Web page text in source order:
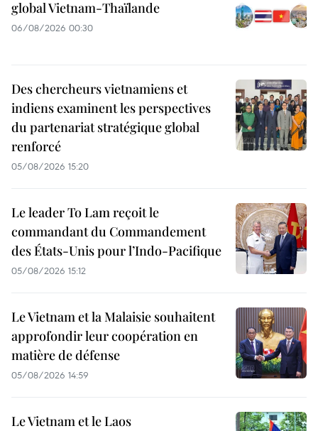
global Vietnam-Thaïlande
06/08/2026 00:30
Des chercheurs vietnamiens et
indiens examinent les perspectives
du partenariat stratégique global
renforcé
05/08/2026 15:20
Le leader To Lam reçoit le
commandant du Commandement
des États-Unis pour l’Indo-Pacifique
05/08/2026 15:12
Le Vietnam et la Malaisie souhaitent
approfondir leur coopération en
matière de défense
05/08/2026 14:59
Le Vietnam et le Laos